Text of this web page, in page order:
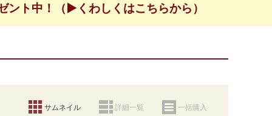
ント中！（▶くわしくはこちらから）
サムネイル 詳細一覧 一括購入